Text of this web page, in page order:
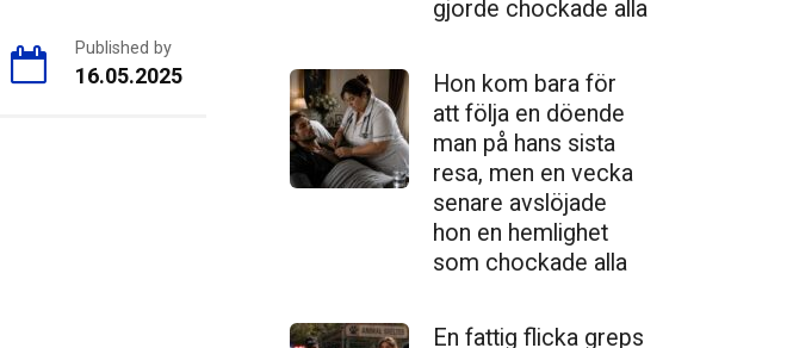
Published by
16.05.2025
gjorde chockade alla
Hon kom bara för
att följa en döende
man på hans sista
resa, men en vecka
senare avslöjade
hon en hemlighet
som chockade alla
En fattig flicka greps